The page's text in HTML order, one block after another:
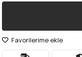
Favorilerime ekle